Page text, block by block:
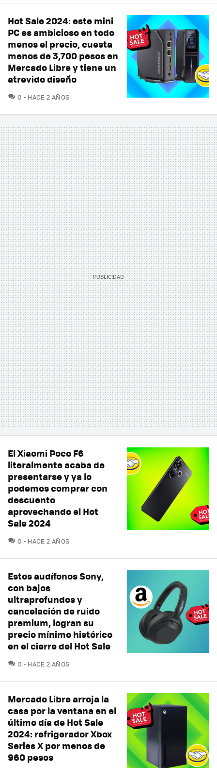
Hot Sale 2024: este mini
PC es ambicioso en todo
menos el precio, cuesta
menos de 3,700 pesos en
Mercado Libre y tiene un
atrevido diseño
0 COMENTARIOS
HACE 2 AÑOS
El Xiaomi Poco F6
literalmente acaba de
presentarse y ya lo
podemos comprar con
descuento
aprovechando el Hot
Sale 2024
0 COMENTARIOS
HACE 2 AÑOS
Estos audífonos Sony,
con bajos
ultraprofundos y
cancelación de ruido
premium, logran su
precio mínimo histórico
en el cierre del Hot Sale
0 COMENTARIOS
HACE 2 AÑOS
Mercado Libre arroja la
casa por la ventana en el
último día de Hot Sale
2024: refrigerador Xbox
Series X por menos de
960 pesos